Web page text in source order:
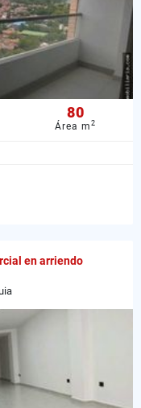
80
Área m2
en arriendo